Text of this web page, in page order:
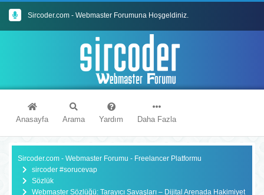
Sircoder.com - Webmaster Forumuna Hoşgeldiniz.
Sircoder.com Webmaster Forumu Kuralları
Anasayfa Arama Yardım Daha Fazla
Sircoder.com - Webmaster Forumu - Freelancer Platformu
sircoder #sorucevap
Sözlük
Webmaster Sözlüğü: Tarayıcı Savaşları – Dijital Arenada Hakimiyet